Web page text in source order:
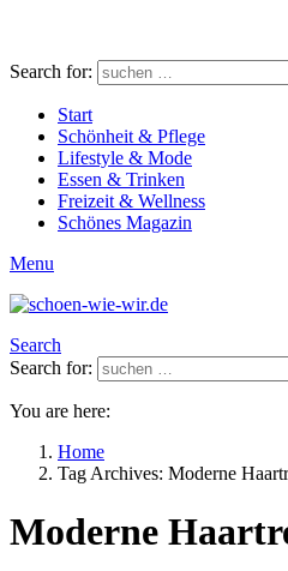
Search for:
Start
Schönheit & Pflege
Lifestyle & Mode
Essen & Trinken
Freizeit & Wellness
Schönes Magazin
Menu
Search
Search for:
You are here:
Home
Tag Archives: Moderne
Moderne